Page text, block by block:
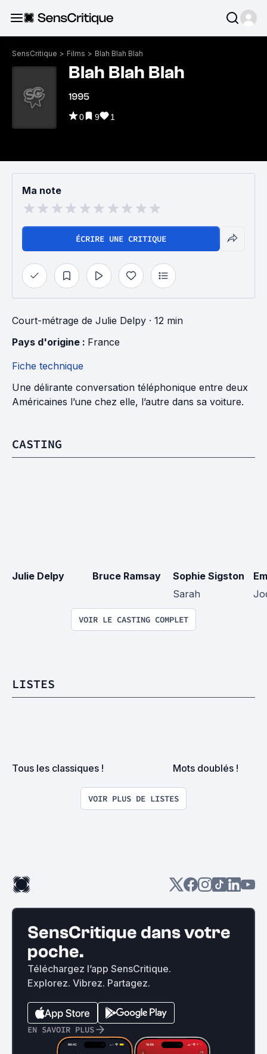
SensCritique > Films > Blah Blah Blah
Blah Blah Blah
1995
0 9 1
Ma note
ÉCRIRE UNE CRITIQUE
Court-métrage de Julie Delpy · 12 min
Pays d'origine : France
Fiche technique
Une délirante conversation téléphonique entre deux
Américaines l’une chez elle, l’autre dans sa voiture.
CASTING
Julie Delpy Bruce Ramsay
Sophie Sigston
Sarah
VOIR LE CASTING COMPLET
LISTES
Tous les classiques ! Mots doublés !
VOIR PLUS DE LISTES
SensCritique dans votre
poche.
Téléchargez l’app SensCritique.
Explorez. Vibrez. Partagez.
EN SAVOIR PLUS